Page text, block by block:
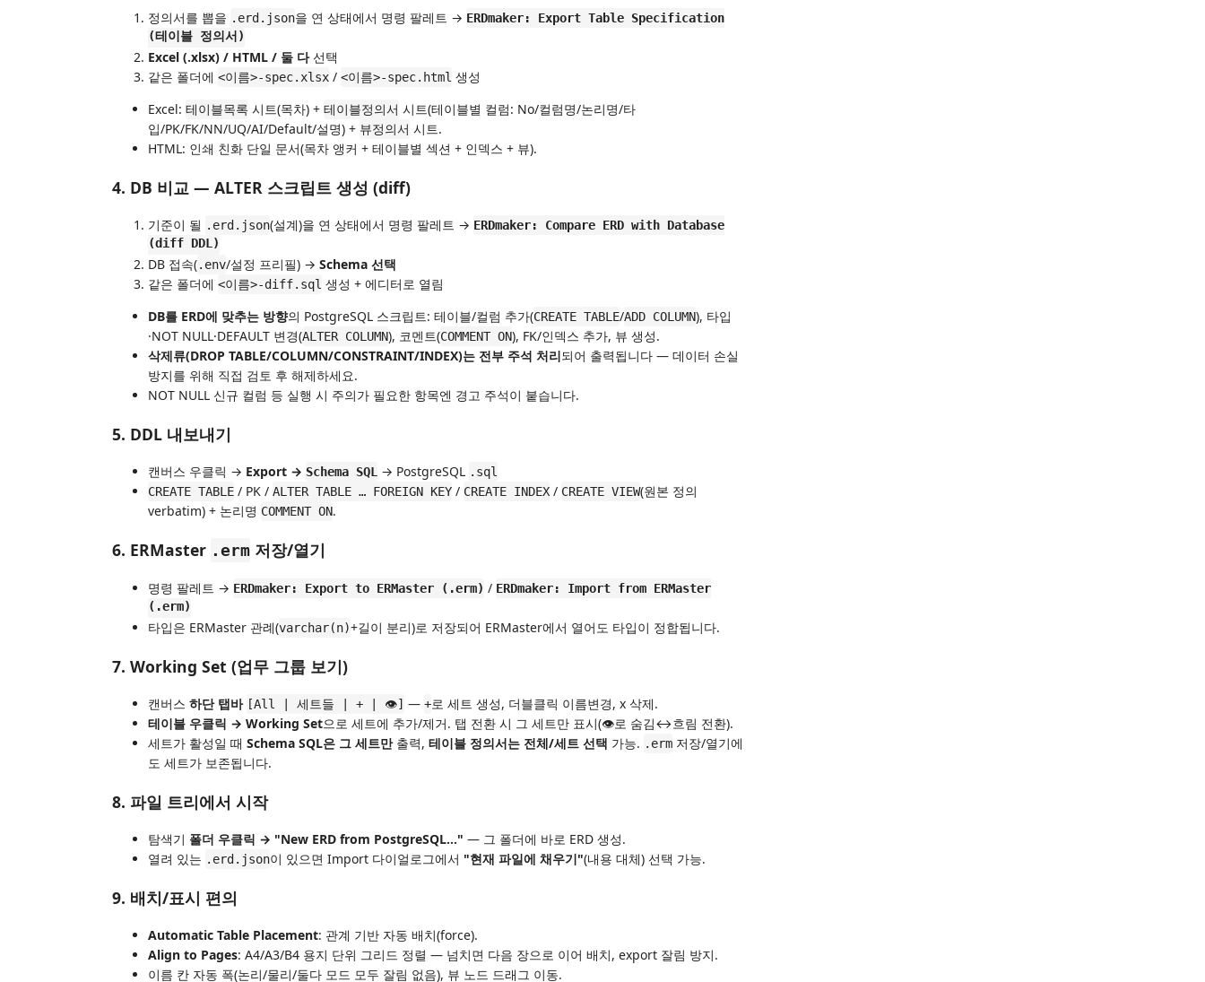
정의서를 뽑을 .erd.json을 연 상태에서 명령 팔레트 → ERDmaker: Export Table Specification
(테이블 정의서)
Excel (.xlsx) / HTML / 둘 다선택
같은 폴더에 <이름>-spec.xlsx / <이름>-spec.html 생성
Excel: 테이블목록 시트(목차) + 테이블정의서 시트(테이블별 컬럼: No/컬럼명/논리명/타
입/PK/FK/NN/UQ/AI/Default/설명) + 뷰정의서 시트.
HTML: 인쇄 친화 단일 문서(목차 앵커 + 테이블별 섹션 + 인덱스 + 뷰).
4. DB 비교 — ALTER 스크립트 생성 (diff)
기준이 될 .erd.json(설계)을 연 상태에서 명령 팔레트 → ERDmaker: Compare ERD with Database
(diff DDL)
DB 접속(.env/설정 프리필) → Schema 선택
같은 폴더에 <이름>-diff.sql 생성 + 에디터로 열림
DB를 ERD에 맞추는 방향의 PostgreSQL 스크립트: 테이블/컬럼 추가(CREATE TABLE/ADD COLUMN), 타입
·NOT NULL·DEFAULT 변경(ALTER COLUMN), 코멘트(COMMENT ON), FK/인덱스 추가, 뷰 생성.
삭제류(DROP TABLE/COLUMN/CONSTRAINT/INDEX)는 전부 주석 처리되어 출력됩니다 — 데이터 손실
방지를 위해 직접 검토 후 해제하세요.
NOT NULL 신규 컬럼 등 실행 시 주의가 필요한 항목엔 경고 주석이 붙습니다.
5. DDL 내보내기
캔버스 우클릭 → Export → Schema SQL → PostgreSQL .sql
CREATE TABLE / PK / ALTER TABLE … FOREIGN KEY / CREATE INDEX / CREATE VIEW(원본 정의
verbatim) + 논리명 COMMENT ON.
6. ERMaster .erm 저장/열기
명령 팔레트 → ERDmaker: Export to ERMaster (.erm) / ERDmaker: Import from ERMaster
(.erm)
타입은 ERMaster 관례(varchar(n)+길이 분리)로 저장되어 ERMaster에서 열어도 타입이 정합됩니다.
7. Working Set (업무 그룹 보기)
캔버스 하단 탭바 [All | 세트들 | + | 👁] — +로 세트 생성, 더블클릭 이름변경, x 삭제.
테이블 우클릭 → Working Set으로 세트에 추가/제거. 탭 전환 시 그 세트만 표시(👁로 숨김↔흐림 전환).
세트가 활성일 때 Schema SQL은 그 세트만출력, 테이블 정의서는 전체/세트 선택 가능. .erm 저장/열기에
도 세트가 보존됩니다.
8. 파일 트리에서 시작
탐색기 폴더 우클릭 → "New ERD from PostgreSQL…" — 그 폴더에 바로 ERD 생성.
열려 있는 .erd.json이 있으면 Import 다이얼로그에서 "현재 파일에 채우기"(내용 대체) 선택 가능.
9. 배치/표시 편의
Automatic Table Placement: 관계 기반 자동 배치(force).
Align to Pages: A4/A3/B4 용지 단위 그리드 정렬 — 넘치면 다음 장으로 이어 배치, export 잘림 방지.
이름 칸 자동 폭(논리/물리/둘다 모드 모두 잘림 없음), 뷰 노드 드래그 이동.